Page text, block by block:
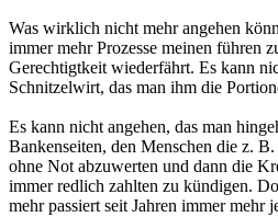
Was wirklich nicht mehr angehen
immer mehr Prozesse meinen führen
Gerechtigtkeit wiederfährt. Es kann
Schnitzelwirt, das man ihm die
Es kann nicht angehen, das man
Bankenseiten, den Menschen die z.
ohne Not abzuwerten und dann die
immer redlich zahlten zu kündigen.
mehr passiert seit Jahren immer mehr